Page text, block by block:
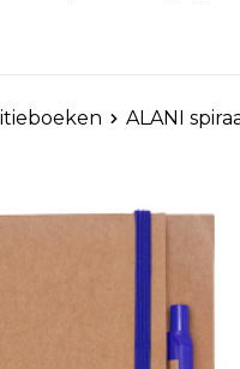
ALANI